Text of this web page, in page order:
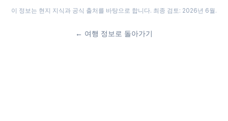
이 정보는 현지 지식과 공식 출처를 바탕으로 합니다. 최종 검토: 2026년 6월.
← 여행 정보로 돌아가기